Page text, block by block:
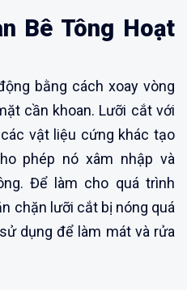
Bê Tông Hoạt
bằng cách xoay vòng
cần khoan. Lưỡi cắt với
vật liệu cứng khác tạo
phép nó xâm nhập và
Để làm cho quá trình
chặn lưỡi cắt bị nóng quá
dụng để làm mát và rửa